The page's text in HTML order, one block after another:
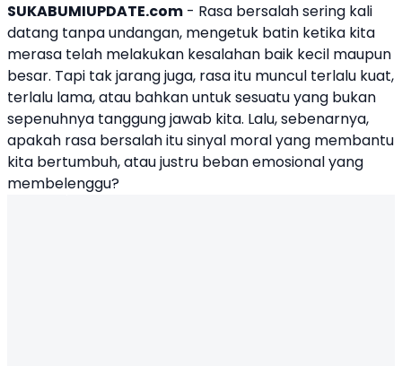
SUKABUMIUPDATE.com - Rasa bersalah sering kali
datang tanpa undangan, mengetuk batin ketika kita
merasa telah melakukan kesalahan baik kecil maupun
besar. Tapi tak jarang juga, rasa itu muncul terlalu kuat,
terlalu lama, atau bahkan untuk sesuatu yang bukan
sepenuhnya tanggung jawab kita. Lalu, sebenarnya,
apakah rasa bersalahitu sinyal moral yang membantu
kita bertumbuh, atau justru beban emosional yang
membelenggu?